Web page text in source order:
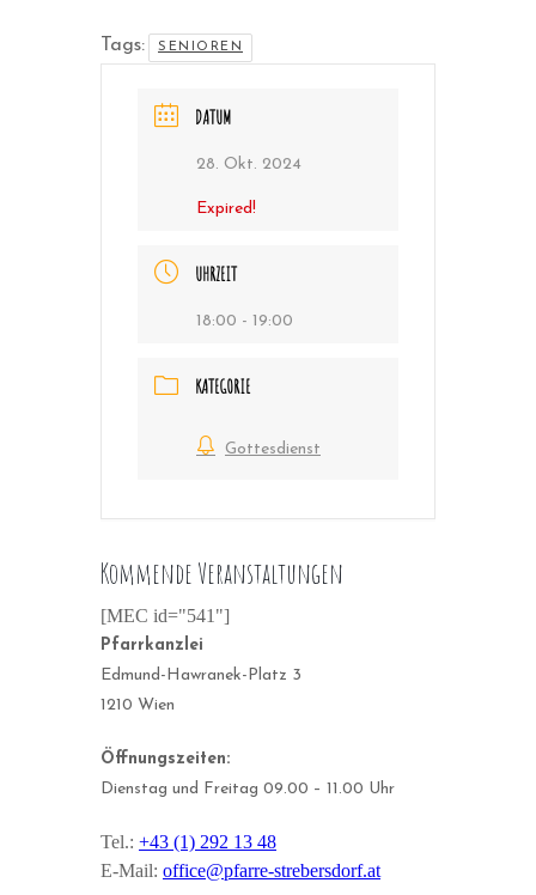
Tags: SENIOREN
DATUM
28. Okt. 2024
Expired!
UHRZEIT
18:00 - 19:00
KATEGORIE
Gottesdienst
Kommende Veranstaltungen
[MEC id="541"]
Pfarrkanzlei
Edmund-Hawranek-Platz 3
1210 Wien
Öffnungszeiten:
Dienstag und Freitag 09.00 – 11.00 Uhr
Tel.: +43 (1) 292 13 48
E-Mail: office@pfarre-strebersdorf.at